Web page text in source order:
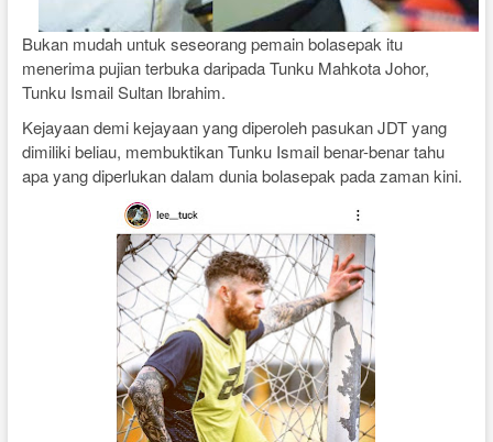
Bukan mudah untuk seseorang pemain bolasepak itu
menerima pujian terbuka daripada Tunku Mahkota Johor,
Tunku Ismail Sultan Ibrahim.
Kejayaan demi kejayaan yang diperoleh pasukan JDT yang
dimiliki beliau, membuktikan Tunku Ismail benar-benar tahu
apa yang diperlukan dalam dunia bolasepak pada zaman kini.